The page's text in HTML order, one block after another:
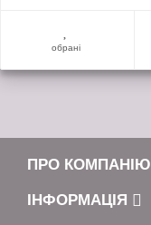
обрані
ПРО КОМПАНІЮ
ІНФОРМАЦІЯ